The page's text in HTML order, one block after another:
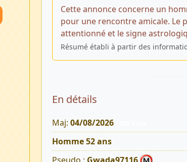
Cette annonce concerne un
pour une rencontre amicale. Le
attentionné et le signe
Résumé établi à partir des
En détails
Maj: 04/08/2026
Homme 52 ans